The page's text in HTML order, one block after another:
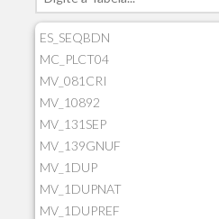
ES_SEQBDN
MC_PLCT04
MV_081CRI
MV_10892
MV_131SEP
MV_139GNUF
MV_1DUP
MV_1DUPNAT
MV_1DUPREF